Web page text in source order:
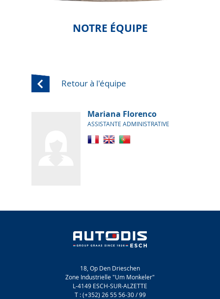
NOTRE ÉQUIPE
Retour à l'équipe
Mariana Florenco
ASSISTANTE ADMINISTRATIVE
18, Op Den Drieschen
Zone Industrielle "Um Monkeler"
L-4149 ESCH-SUR-ALZETTE
T : (+352) 26 55 56-30 / 99